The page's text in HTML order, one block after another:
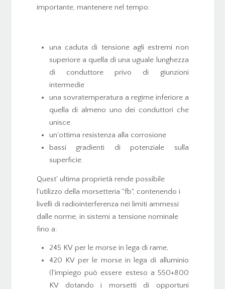
importante, mantenere nel tempo:
una caduta di tensione agli estremi non
superiore a quella di una uguale lunghezza
di conduttore privo di giunzioni
intermedie
una sovratemperatura a regime inferiore a
quella di almeno uno dei conduttori che
unisce
un'ottima resistenza alla corrosione
bassi gradienti di potenziale sulla
superficie.
Quest' ultima proprietà rende possibile
l'utilizzo della morsetteria "fb", contenendo i
livelli di radiointerferenza nei limiti ammessi
dalle norme, in sistemi a tensione nominale
fino a:
245 KV per le morse in lega di rame,
420 KV per le morse in lega di alluminio
(l'impiego può essere esteso a 550+800
KV dotando i morsetti di opportuni